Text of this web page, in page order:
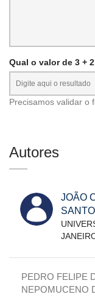
Qual o valor de 3 +
Precisamos validar o
Autores
JOÃO
PEDRO FELIPE
NEPOMUCENO